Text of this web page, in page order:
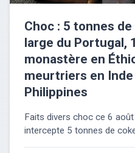
Choc : 5 tonnes
large du Portugal,
monastère en
meurtriers en
Philippines
Faits divers choc ce 6
intercepte 5 tonnes de